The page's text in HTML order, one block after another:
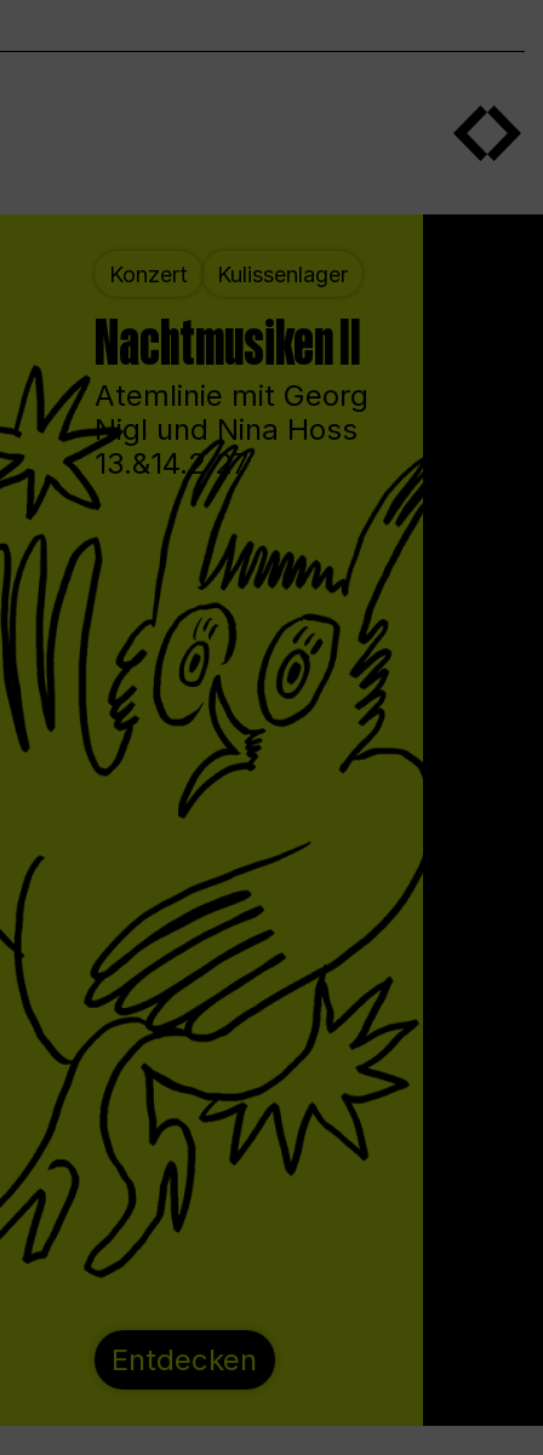
Konzert Kulissenlager
Nachtmusiken II
Atemlinie mit Georg
Nigl und Nina Hoss
13.&14.2.27
Entdecken